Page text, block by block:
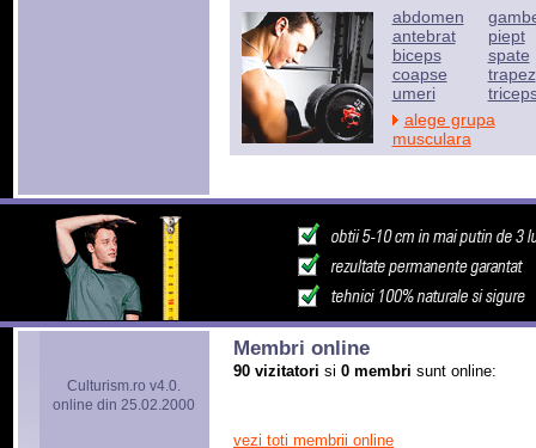
abdomen
antebrat
biceps
coapse
umeri
piept
spate
trapez
alege grupa
musculara
Culturism.ro v4.0.
online din 25.02.2000
Membri online
90 vizitatori si 0 membri sunt online:
vezi toti membrii online